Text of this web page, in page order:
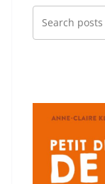
-